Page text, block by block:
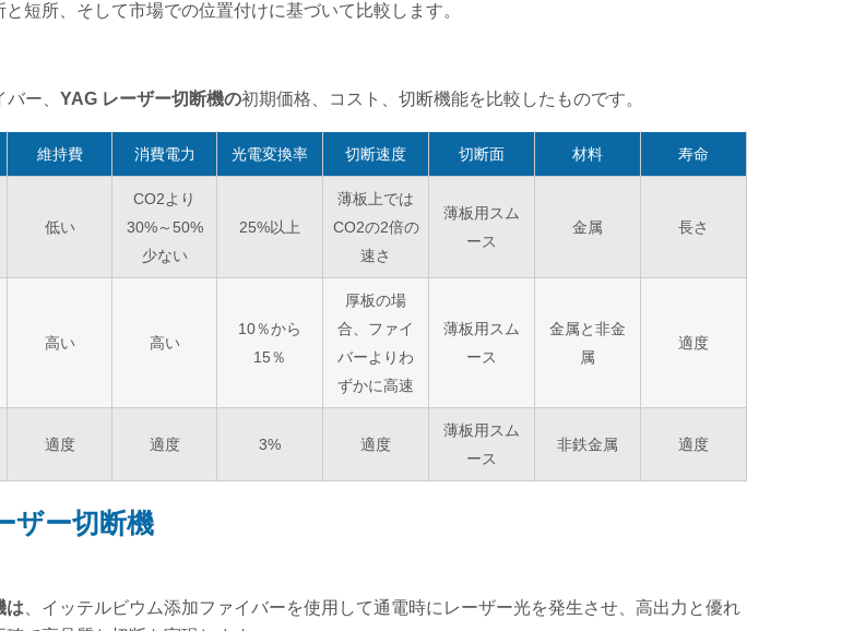
短所、そして市場での位置付けに基づいて比較します。
ー、 YAG レーザー切断機の初期価格、コスト、切断機能を比較したものです。
維持費 消費電力 光電変換率 切断速度 切断面 材料 寿命
低い
CO2より
30%～50%
少ない
25%以上
薄板上では
CO2の2倍の
速さ
薄板用スム
ース
金属 長さ
高い 高い
10％から
15％
厚板の場
合、ファイ
バーよりわ
ずかに高速
薄板用スム
ース
金属と非金
属
適度
適度 適度 3% 適度
薄板用スム
ース
非鉄金属 適度
ザー切断機
は 、イッテルビウム添加ファイバーを使用して通電時にレーザー光を発生させ、高出力と優れ